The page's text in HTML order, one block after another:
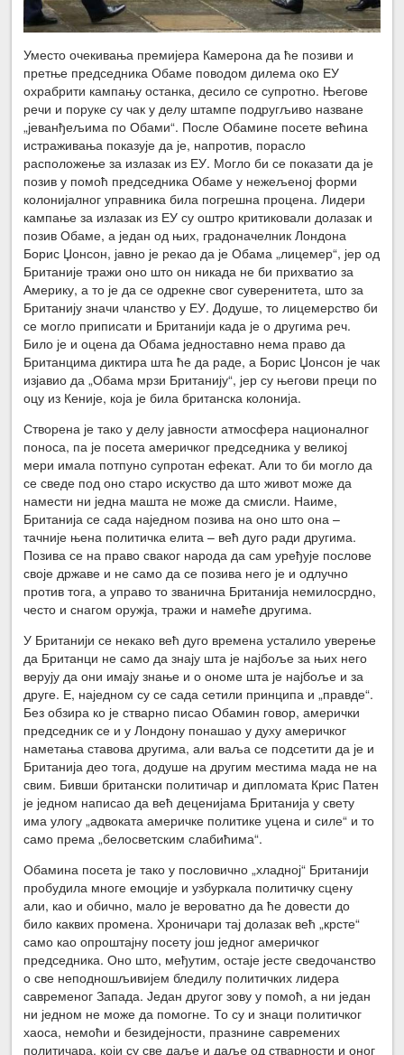
Уместо очекивања премијера Камерона да ће позиви и
претње председника Обаме поводом дилема око ЕУ
охрабрити кампању останка, десило се супротно. Његове
речи и поруке су чак у делу штампе подругљиво назване
„јеванђељима по Обами“. После Обамине посете већина
истраживања показује да је, напротив, порасло
расположење за излазак из ЕУ. Могло би се показати да је
позив у помоћ председника Обаме у нежељеној форми
колонијалног управника била погрешна процена. Лидери
кампање за излазак из ЕУ су оштро критиковали долазак и
позив Обаме, а један од њих, градоначелник Лондона
Борис Џонсон, јавно је рекао да је Обама „лицемер“, јер од
Британије тражи оно што он никада не би прихватио за
Америку, а то је да се одрекне свог суверенитета, што за
Британију значи чланство у ЕУ. Додуше, то лицемерство би
се могло приписати и Британији када је о другима реч.
Било је и оцена да Обама једноставно нема право да
Британцима диктира шта ће да раде, а Борис Џонсон је чак
изјавио да „Обама мрзи Британију“, јер су његови преци по
оцу из Кеније, која је била британска колонија.
Створена је тако у делу јавности атмосфера националног
поноса, па је посета америчког председника у великој
мери имала потпуно супротан ефекат. Али то би могло да
се сведе под оно старо искуство да што живот може да
намести ни једна машта не може да смисли. Наиме,
Британија се сада наједном позива на оно што она –
тачније њена политичка елита – већ дуго ради другима.
Позива се на право сваког народа да сам уређује послове
своје државе и не само да се позива него је и одлучно
против тога, а управо то званична Британија немилосрдно,
често и снагом оружја, тражи и намеће другима.
У Британији се некако већ дуго времена усталило уверење
да Британци не само да знају шта је најбоље за њих него
верују да они имају знање и о ономе шта је најбоље и за
друге. Е, наједном су се сада сетили принципа и „правде“.
Без обзира ко је стварно писао Обамин говор, амерички
председник се и у Лондону понашао у духу америчког
наметања ставова другима, али ваља се подсетити да је и
Британија део тога, додуше на другим местима мада не на
свим. Бивши британски политичар и дипломата Крис Патен
је једном написао да већ деценијама Британија у свету
има улогу „адвоката америчке политике уцена и силе“ и то
само према „белосветским слабићима“.
Обамина посета је тако у пословично „хладној“ Британији
пробудила многе емоције и узбуркала политичку сцену
али, као и обично, мало је вероватно да ће довести до
било каквих промена. Хроничари тај долазак већ „крсте“
само као опроштајну посету још једног америчког
председника. Оно што, међутим, остаје јесте сведочанство
о све неподношљивијем бледилу политичких лидера
савременог Запада. Један другог зову у помоћ, а ни један
ни једном не може да помогне. То су и знаци политичког
хаоса, немоћи и безидејности, празнине савремених
политичара, који су све даље и даље од стварности и оног